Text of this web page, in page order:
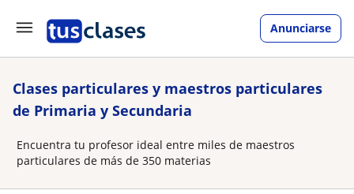
Anunciarse
Clases particulares y maestros particulares
de Primaria y Secundaria
Encuentra tu profesor ideal entre miles de maestros
particulares de más de 350 materias